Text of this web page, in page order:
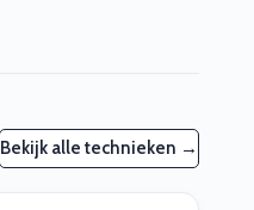
Bekijk alle technieken →